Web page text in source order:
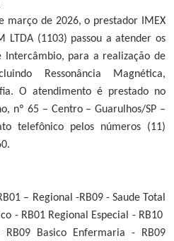
março de 2026, o prestador IMEX
LTDA (1103) passou a atender os
Intercâmbio, para a realização de
Ressonância Magnética,
O atendimento é prestado no
nº 65 – Centro – Guarulhos/SP –
telefônico pelos números (11)
– Regional -RB09 - Saude Total
- RB01 Regional Especial - RB10
Basico Enfermaria - RB09